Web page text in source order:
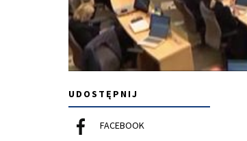
UDOSTĘPNIJ
FACEBOOK